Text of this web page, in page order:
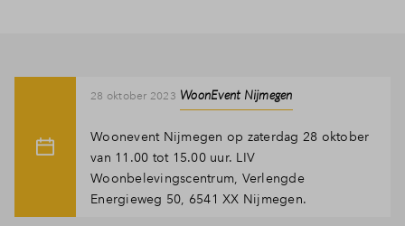
28 oktober 2023 WoonEvent Nijmegen
Woonevent Nijmegen op zaterdag 28 oktober
van 11.00 tot 15.00 uur. LIV
Woonbelevingscentrum, Verlengde
Energieweg 50, 6541 XX Nijmegen.